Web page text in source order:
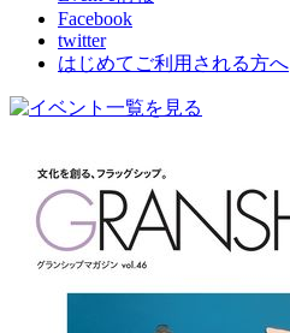
Facebook
twitter
はじめてご利用される方へ